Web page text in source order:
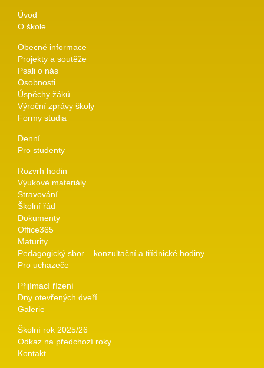
Úvod
O škole
Obecné informace
Projekty a soutěže
Psali o nás
Osobnosti
Úspěchy žáků
Výroční zprávy školy
Formy studia
Denní
Pro studenty
Rozvrh hodin
Výukové materiály
Stravování
Školní řád
Dokumenty
Office365
Maturity
Pedagogický sbor – konzultační a třídnické hodiny
Pro uchazeče
Přijímací řízení
Dny otevřených dveří
Galerie
Školní rok 2025/26
Odkaz na předchozí roky
Kontakt